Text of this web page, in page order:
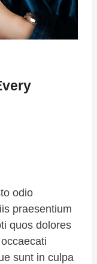
odio
praesentium
quos dolores
sunt in culpa